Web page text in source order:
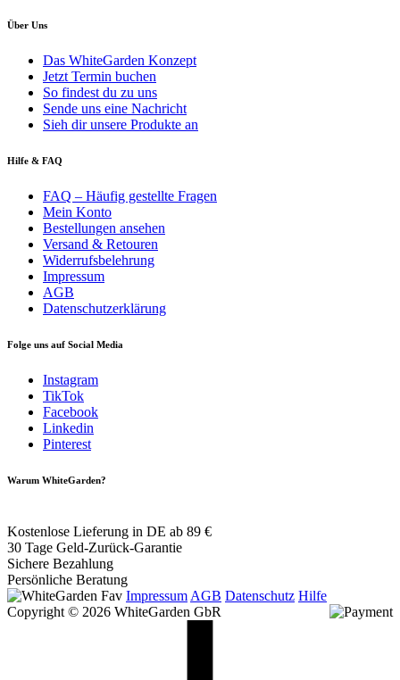
Über Uns
Das WhiteGarden Konzept
Jetzt Termin buchen
So findest du zu uns
Sende uns eine Nachricht
Sieh dir unsere Produkte an
Hilfe & FAQ
FAQ – Häufig gestellte Fragen
Mein Konto
Bestellungen ansehen
Versand & Retouren
Widerrufsbelehrung
Impressum
AGB
Datenschutzerklärung
Folge uns auf Social Media
Instagram
TikTok
Facebook
Linkedin
Pinterest
Warum WhiteGarden?
Kostenlose Lieferung in DE ab 89 €
30 Tage Geld-Zurück-Garantie
Sichere Bezahlung
Persönliche Beratung
Impressum AGB Datenschutz Hilfe
Copyright © 2026 WhiteGarden GbR